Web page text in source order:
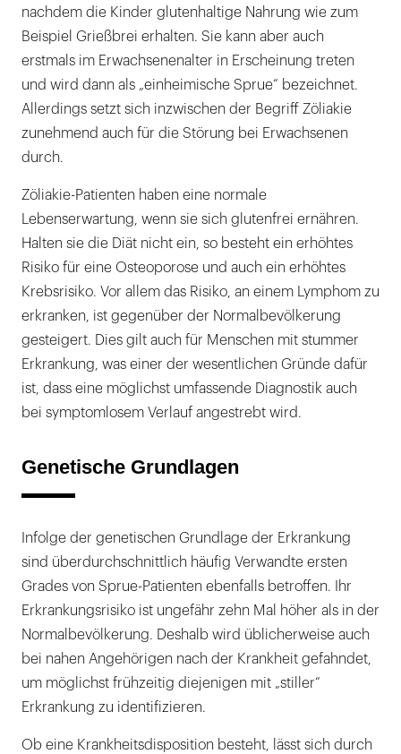
nachdem die Kinder glutenhaltige Nahrung wie zum
Beispiel Grießbrei erhalten. Sie kann aber auch
erstmals im Erwachsenenalter in Erscheinung treten
und wird dann als „einheimische Sprue“ bezeichnet.
Allerdings setzt sich inzwischen der Begriff Zöliakie
zunehmend auch für die Störung bei Erwachsenen
durch.
Zöliakie-Patienten haben eine normale
Lebenserwartung, wenn sie sich glutenfrei ernähren.
Halten sie die Diät nicht ein, so besteht ein erhöhtes
Risiko für eine Osteoporose und auch ein erhöhtes
Krebsrisiko. Vor allem das Risiko, an einem Lymphom zu
erkranken, ist gegenüber der Normalbevölkerung
gesteigert. Dies gilt auch für Menschen mit stummer
Erkrankung, was einer der wesentlichen Gründe dafür
ist, dass eine möglichst umfassende Diagnostik auch
bei symptomlosem Verlauf angestrebt wird.
Genetische Grundlagen
Infolge der genetischen Grundlage der Erkrankung
sind überdurchschnittlich häufig Verwandte ersten
Grades von Sprue-Patienten ebenfalls betroffen. Ihr
Erkrankungsrisiko ist ungefähr zehn Mal höher als in der
Normalbevölkerung. Deshalb wird üblicherweise auch
bei nahen Angehörigen nach der Krankheit gefahndet,
um möglichst frühzeitig diejenigen mit „stiller“
Erkrankung zu identifizieren.
Ob eine Krankheitsdisposition besteht, lässt sich durch